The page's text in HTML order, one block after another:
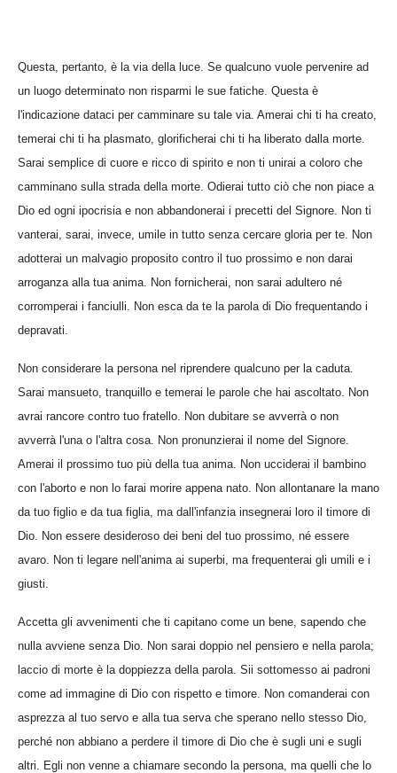
Questa, pertanto, è la via della luce. Se qualcuno vuole pervenire ad
un luogo determinato non risparmi le sue fatiche. Questa è
l'indicazione dataci per camminare su tale via. Amerai chi ti ha creato,
temerai chi ti ha plasmato, glorificherai chi ti ha liberato dalla morte.
Sarai semplice di cuore e ricco di spirito e non ti unirai a coloro che
camminano sulla strada della morte. Odierai tutto ciò che non piace a
Dio ed ogni ipocrisia e non abbandonerai i precetti del Signore. Non ti
vanterai, sarai, invece, umile in tutto senza cercare gloria per te. Non
adotterai un malvagio proposito contro il tuo prossimo e non darai
arroganza alla tua anima. Non fornicherai, non sarai adultero né
corromperai i fanciulli. Non esca da te la parola di Dio frequentando i
depravati.
Non considerare la persona nel riprendere qualcuno per la caduta.
Sarai mansueto, tranquillo e temerai le parole che hai ascoltato. Non
avrai rancore contro tuo fratello. Non dubitare se avverrà o non
avverrà l'una o l'altra cosa. Non pronunzierai il nome del Signore.
Amerai il prossimo tuo più della tua anima. Non ucciderai il bambino
con l'aborto e non lo farai morire appena nato. Non allontanare la mano
da tuo figlio e da tua figlia, ma dall'infanzia insegnerai loro il timore di
Dio. Non essere desideroso dei beni del tuo prossimo, né essere
avaro. Non ti legare nell'anima ai superbi, ma frequenterai gli umili e i
giusti.
Accetta gli avvenimenti che ti capitano come un bene, sapendo che
nulla avviene senza Dio. Non sarai doppio nel pensiero e nella parola;
laccio di morte è la doppiezza della parola. Sii sottomesso ai padroni
come ad immagine di Dio con rispetto e timore. Non comanderai con
asprezza al tuo servo e alla tua serva che sperano nello stesso Dio,
perché non abbiano a perdere il timore di Dio che è sugli uni e sugli
altri. Egli non venne a chiamare secondo la persona, ma quelli che lo